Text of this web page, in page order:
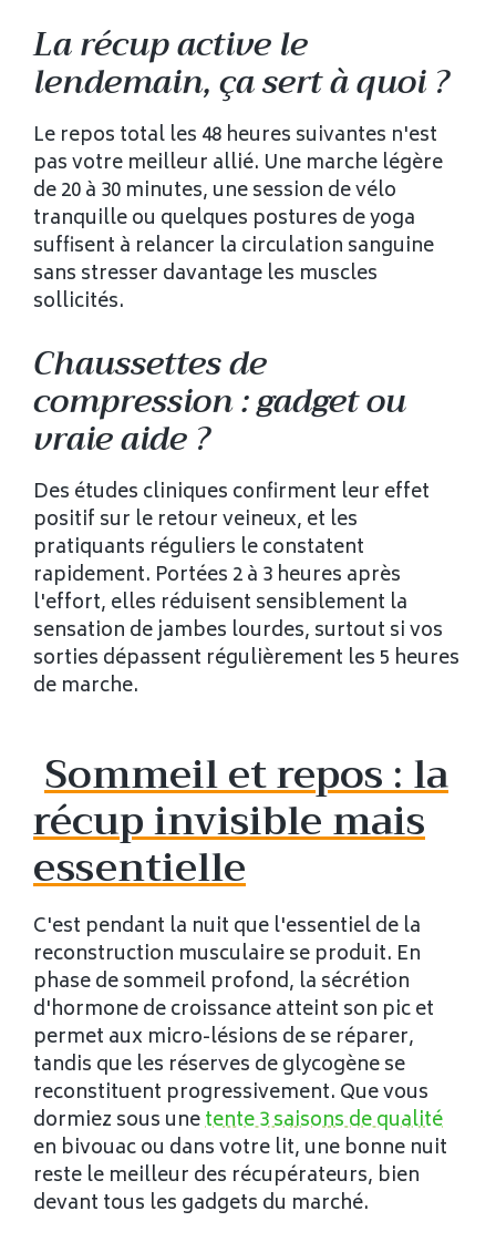
La récup active le
lendemain, ça sert à quoi ?
Le repos total les 48 heures suivantes n'est
pas votre meilleur allié. Une marche légère
de 20 à 30 minutes, une session de vélo
tranquille ou quelques postures de yoga
suffisent à relancer la circulation sanguine
sans stresser davantage les muscles
sollicités.
Chaussettes de
compression : gadget ou
vraie aide ?
Des études cliniques confirment leur effet
positif sur le retour veineux, et les
pratiquants réguliers le constatent
rapidement. Portées 2 à 3 heures après
l'effort, elles réduisent sensiblement la
sensation de jambes lourdes, surtout si vos
sorties dépassent régulièrement les 5 heures
de marche.
Sommeil et repos : la
récup invisible mais
essentielle
C'est pendant la nuit que l'essentiel de la
reconstruction musculaire se produit. En
phase de sommeil profond, la sécrétion
d'hormone de croissance atteint son pic et
permet aux micro-lésions de se réparer,
tandis que les réserves de glycogène se
reconstituent progressivement. Que vous
dormiez sous unetente 3 saisons de qualité
en bivouac ou dans votre lit, une bonne nuit
reste le meilleur des récupérateurs, bien
devant tous les gadgets du marché.